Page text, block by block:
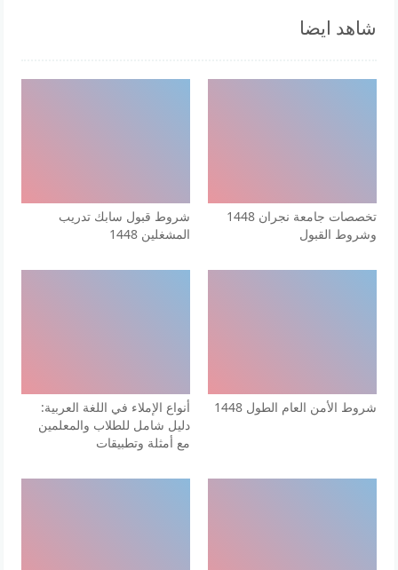
شاهد ايضا
تخصصات جامعة نجران 1448
وشروط القبول
شروط قبول سابك تدريب
المشغلين 1448
شروط الأمن العام الطول 1448
أنواع الإملاء في اللغة العربية:
دليل شامل للطلاب والمعلمين
مع أمثلة وتطبيقات